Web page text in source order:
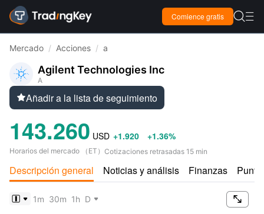
Comience gratis  
Mercado / Acciones / a
Agilent Technologies Inc
A
Añadir a la lista de seguimiento
143.260 USD +1.920 +1.36%
Horarios del mercado （ ET ） Cotizaciones retrasadas 15 min
Descripción general Noticias y análisis Finanzas

1m 30m 1h D